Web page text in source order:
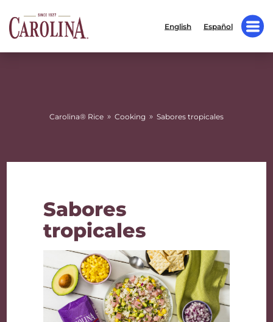
English Español
Carolina® Rice » Cooking » Sabores tropicales
Sabores
tropicales